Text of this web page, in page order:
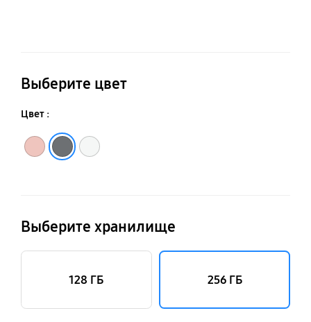
Выберите цвет
Цвет :
Выберите хранилище
128 ГБ 256 ГБ